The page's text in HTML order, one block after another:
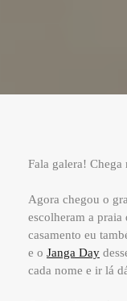
Fala galera! Chega
Agora chegou o
escolheram a
casamento eu
e o Janga Day
cada nome e ir lá